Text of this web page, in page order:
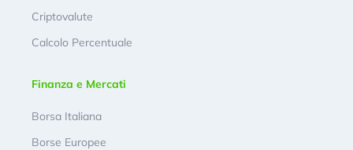
Criptovalute
Calcolo Percentuale
Finanza e Mercati
Borsa Italiana
Borse Europee